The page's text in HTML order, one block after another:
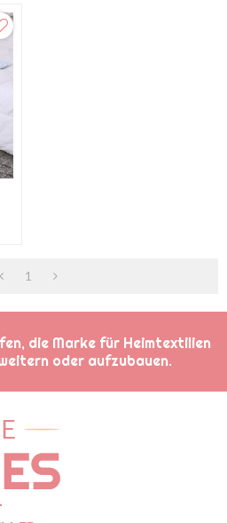
1
die Marke für Heimtextilien
oder aufzubauen.